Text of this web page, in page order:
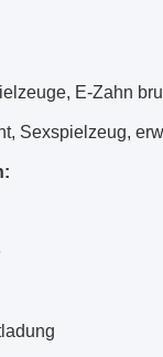
E-Zahn
Sexspielzeug,